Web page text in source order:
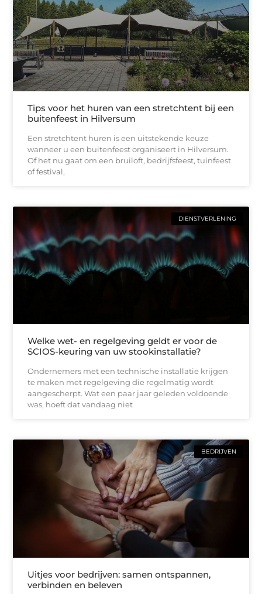
Tips voor het huren van een stretchtent bij een
buitenfeest in Hilversum
Een stretchtent huren is een uitstekende keuze
wanneer u een buitenfeest organiseert in Hilversum.
Of het nu gaat om een bruiloft, bedrijfsfeest, tuinfeest
of festival,
DIENSTVERLENING
Welke wet- en regelgeving geldt er voor de
SCIOS-keuring van uw stookinstallatie?
Ondernemers met een technische installatie krijgen
te maken met regelgeving die regelmatig wordt
aangescherpt. Wat een paar jaar geleden voldoende
was, hoeft dat vandaag niet
BEDRIJVEN
Uitjes voor bedrijven: samen ontspannen,
verbinden en beleven